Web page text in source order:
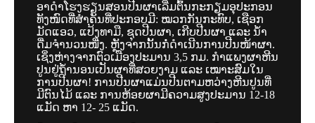
ອາດຳໂຮງຮຽນສອນປີນຜາເລີ່ມຕົ້ນກະກຽມອຸປະກອນ
ທັງໜົດທີ່ສຳຄັນທີ່ປະກອບມີ: ໝວກກັນກະທົບ, ເຊືອກ
ມັດແອວ, ແປ້ງທາມື, ຊຸດປີນຜາ, ເກີບປີນຜາ ແລະ ນ້ຳ
ດື່ມຈຳນວນໜື່ງ. ຫຼັງຈາກນັ້ນກໍ່ດຳເນີນການປີນໜ້າຜາ.
ເຊິ່ງຫ່າງຈາກຕົວເມືອງປະມານ 3,5 ກມ. ກຳແພງຜາຫີນ
ປູນຢູ່ຖ້ຳນອນເປັນຜາທີ່ສວຍງາມ ແລະ ເໝາະສົມໃນ
ການປີນຜາ! ການປີນຜາແມ່ນປີນຕາມຫວ່າງຫີນປູນທີ່
ມີຕົນໄມ້ ແລະ ການຫ້ອຍຜາມີຄວາມສູງປະມານ 12-18
ແມັດ ຫາ 12- 25 ແມັດ.